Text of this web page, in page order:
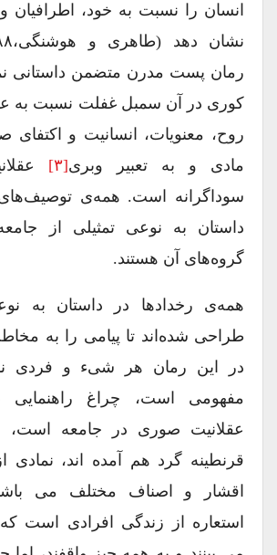
انسان را نسبت به خود، اطرافیان و
رمان پست مدرن متضمن داستانی
کوری در آن سمبل غفلت نسبت به
روح، معنویات، انسانیت و اکتفای
مادی و به تعبیر وبری [۳]
سوداگرانه است. همه‌ی توصیف‌های
داستان به ‌نوعی تمثیلی از
گروه‌های آن هستند.
همه‌ی رخدادها در داستان به
طراحی شده‌اند تا پیامی را به مخاطب
در این رمان هر شیء و فردی
مفهومی است، چراغ راهنمایی
عقلانیت صوری در جامعه است،
قرنطینه گرد هم آمده اند، نمادی
اقشار و اصناف مختلف می
استعاره از زندگی افرادی است که